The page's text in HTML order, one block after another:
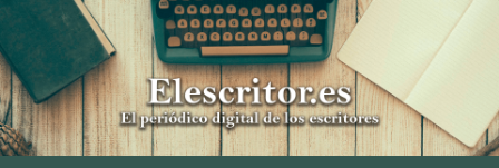
Skip
to
content
Elescritor.es
El periódico digital de los escritores